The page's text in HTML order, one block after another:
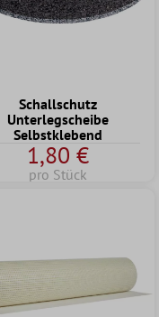
Schallschutz
Unterlegscheibe
Selbstklebend
1,80 €
pro Stück